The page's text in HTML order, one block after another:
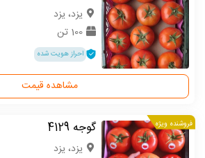
یزد، یزد
100 تن
احراز هویت شده
مشاهده قیمت
فروشنده ویژه گوجه 4129
یزد، یزد